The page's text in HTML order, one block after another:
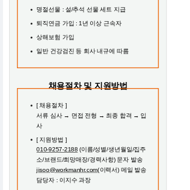
명절선물 : 설/추석 선물 세트 지급
퇴직연금 가입 : 1년 이상 근속자
상해보험 가입
일반 건강검진 등 회사 내규에 따름
채용절차 및 지원방법
[ 채용절차 ]
서류 심사 → 면접 전형 → 최종 합격 → 입
사
[ 지원방법 ]
010-9257-2188 (이름/성별/생년월일/집주
소/브랜드/희망매장/경력사항) 문자 발송
jisoo@workmanhr.com(이력서) 메일 발송
담당자 : 이지수 과장